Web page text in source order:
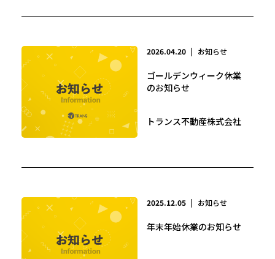
2026.04.20 | お知らせ
ゴールデンウィーク休業
のお知らせ
トランス不動産株式会社
2025.12.05 | お知らせ
年末年始休業のお知らせ